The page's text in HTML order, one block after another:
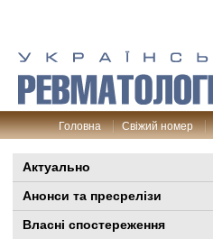
Головна Свіжий номер
Актуально
Анонси та пресрелізи
Власні спостереження